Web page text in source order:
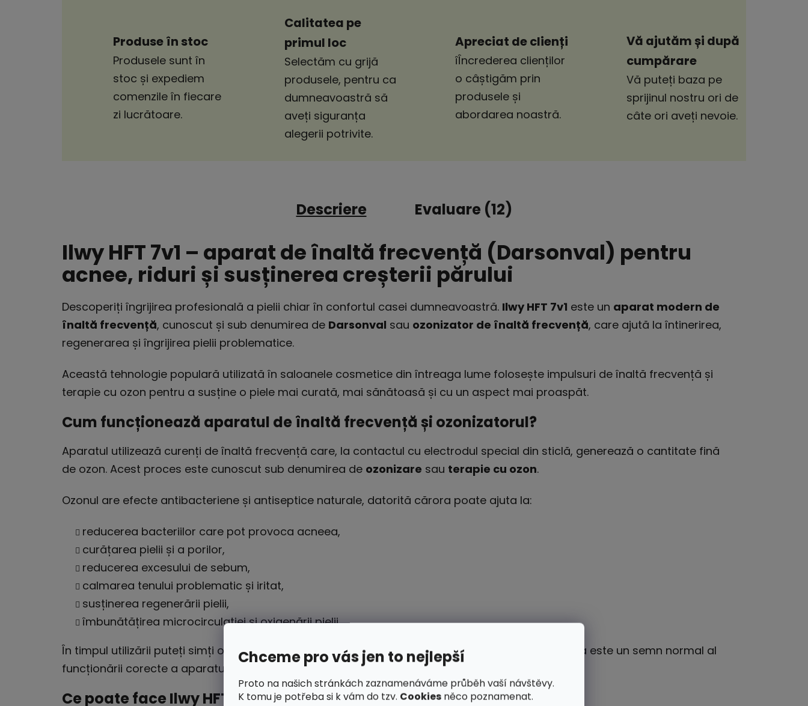
Chceme pro vás jen to nejlepší
Proto na našich stránkách zaznamenáváme průběh vaší návštěvy.
K tomu je potřeba si k vám do tzv. Cookies něco poznamenat.
Produse în stoc
Produsele sunt în
stoc și expediem
comenzile în fiecare
zi lucrătoare.
Calitatea pe
primul loc
Selectăm cu grijă
produsele, pentru ca
dumneavoastră să
aveți siguranța
alegerii potrivite.
Apreciat de clienți
îÎncrederea clienților
o câștigăm prin
produsele și
abordarea noastră.
Vă ajutăm și după
cumpărare
Vă puteți baza pe
sprijinul nostru ori de
câte ori aveți nevoie.
Descriere Evaluare (12)
Ilwy HFT 7v1 – aparat de înaltă frecvență (Darsonval) pentru
acnee, riduri și susținerea creșterii părului
Descoperiți îngrijirea profesională a pielii chiar în confortul casei dumneavoastră. Ilwy HFT 7v1 este un aparat modern de
înaltă frecvență, cunoscut și sub denumirea de Darsonval sau ozonizator de înaltă frecvență, care ajută la întinerirea,
regenerarea și îngrijirea pielii problematice.
Această tehnologie populară utilizată în saloanele cosmetice din întreaga lume folosește impulsuri de înaltă frecvență și
terapie cu ozon pentru a susține o piele mai curată, mai sănătoasă și cu un aspect mai proaspăt.
Cum funcționează aparatul de înaltă frecvență și ozonizatorul?
Aparatul utilizează curenți de înaltă frecvență care, la contactul cu electrodul special din sticlă, generează o cantitate fină
de ozon. Acest proces este cunoscut sub denumirea de ozonizare sau terapie cu ozon.
Ozonul are efecte antibacteriene și antiseptice naturale, datorită cărora poate ajuta la:
reducerea bacteriilor care pot provoca acneea,
curățarea pielii și a porilor,
reducerea excesului de sebum,
calmarea tenului problematic și iritat,
susținerea regenerării pielii,
îmbunătățirea microcirculației și oxigenării pielii.
În timpul utilizării puteți simți o ușoară furnicătură și un miros proaspăt specific ozonului – acesta este un semn normal al
funcționării corecte a aparatului.
Ce poate face Ilwy HFT 7v1?